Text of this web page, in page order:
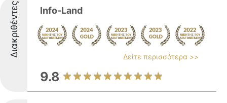
Διακριθέντες Info-Land
Δείτε περισσότερα >>
9.8